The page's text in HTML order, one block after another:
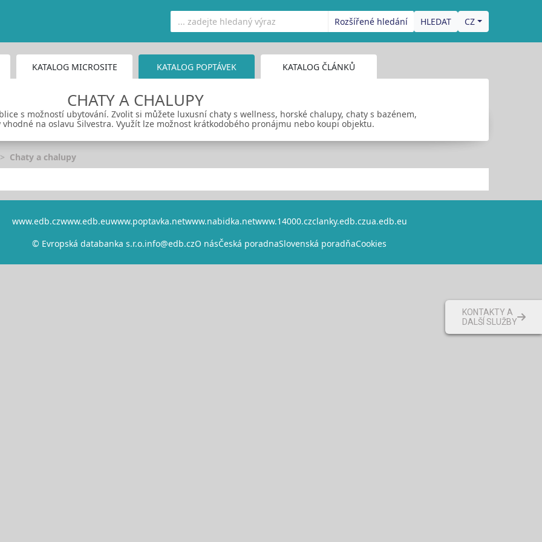
Rozšířené hledání CZ
KATALOG MICROSITE KATALOG POPTÁVEK KATALOG ČLÁNKŮ
CHATY A CHALUPY
s možností ubytování. Zvolit si můžete luxusní chaty s wellness, horské chalupy, chaty s bazénem,
na oslavu Silvestra. Využít lze možnost krátkodobého pronájmu nebo koupi objektu.
Chaty a chalupy
www.edb.czwww.edb.euwww.poptavka.netwww.nabidka.netwww.14000.czclanky.edb.czua.edb.eu
© Evropská databanka s.r.o.info@edb.czO násČeská poradnaSlovenská poradňaCookies
KONTAKTY A
DALŠÍ SLUŽBY